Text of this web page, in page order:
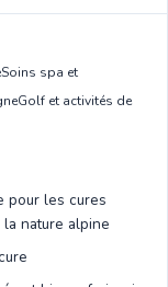
Soins spa et
Golf et activités de
pour les cures
nature alpine